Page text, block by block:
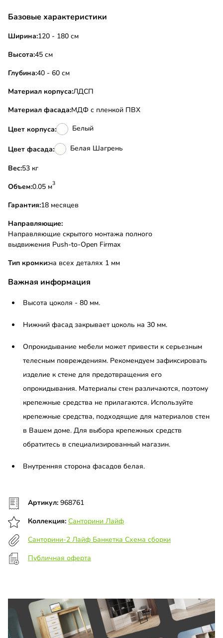
Базовые характеристики
Ширина:120 - 180 см
Высота:45 см
Глубина:40 - 60 см
Материал корпуса:ЛДСП
Материал фасада:МДФ с пленкой ПВХ
Цвет корпуса: Белый
Цвет фасада: Белая Шагрень
Вес:
53 кг
Объем:
0.05 м3
Гарантия:18 месяцев
Направляющие:
Направляющие скрытого монтажа полного
выдвижения Push-to-Open Firmax
Тип кромки:на всех деталях 1 мм
Важная информация
Высота цоколя - 80 мм.
Нижний фасад закрывает цоколь на 30 мм.
Опрокидывание мебели может привести к серьезным
телесным повреждениям. Рекомендуем зафиксировать
изделие к стене для предотвращения его
опрокидывания. Материалы стен различаются, поэтому
крепежные средства не прилагаются. Используйте
крепежные средства, подходящие для материалов стен
в Вашем доме. Для выбора крепежных средств
обратитесь в специализированный магазин.
Внутренняя сторона фасадов белая.
Артикул: 968761
Коллекция: Санторини Лайф
Санторини-2 Лайф Банкетка Схема сборки
Публичная оферта